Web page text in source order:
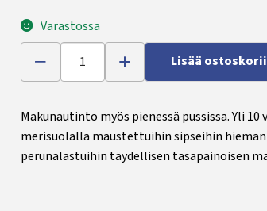
Varastossa
Lisää
Makunautinto myös pienessä pussissa. Yli
merisuolalla maustettuihin sipseihin
perunalastuihin täydellisen tasapainoisen